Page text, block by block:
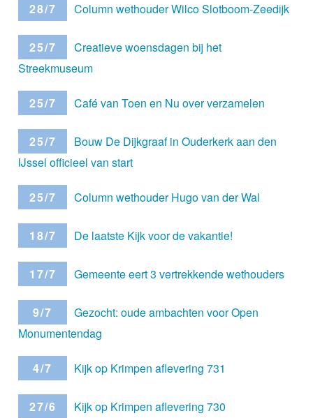
28/7 Column wethouder Wilco Slotboom-Zeedijk
25/7
Creatieve woensdagen bij het
Streekmuseum
25/7 Café van Toen en Nu over verzamelen
25/7
Bouw De Dijkgraaf in Ouderkerk aan den
IJssel officieel van start
25/7 Column wethouder Hugo van der Wal
18/7 De laatste Kijk voor de vakantie!
17/7 Gemeente eert 3 vertrekkende wethouders
9/7
Gezocht: oude ambachten voor Open
Monumentendag
4/7 Kijk op Krimpen aflevering 731
27/6 Kijk op Krimpen aflevering 730